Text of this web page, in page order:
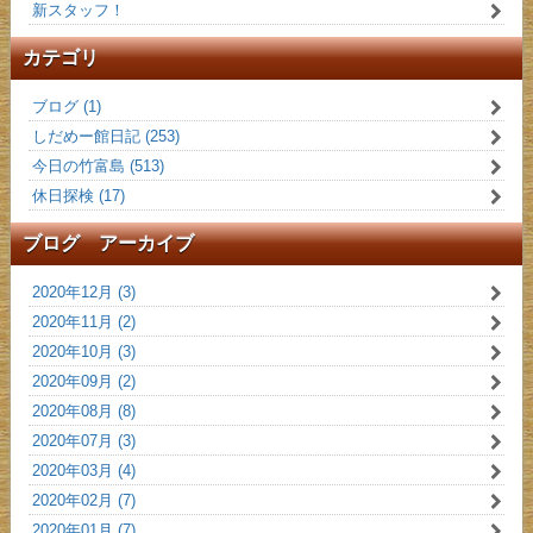
新スタッフ！
カテゴリ
ブログ (1)
しだめー館日記 (253)
今日の竹富島 (513)
休日探検 (17)
ブログ アーカイブ
2020年12月 (3)
2020年11月 (2)
2020年10月 (3)
2020年09月 (2)
2020年08月 (8)
2020年07月 (3)
2020年03月 (4)
2020年02月 (7)